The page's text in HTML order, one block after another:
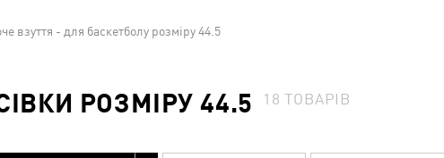
взуття - для баскетболу розміру 44.5
РОЗМІРУ 44.5 18ТОВАРІВ